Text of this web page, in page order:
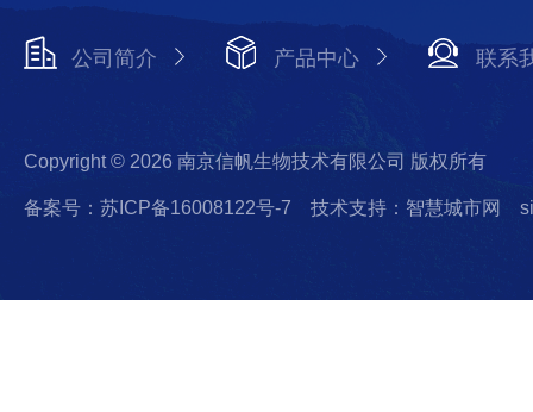
公司简介 产品中心 联系
Copyright © 2026 南京信帆生物技术有限公司 版权所有
备案号：苏ICP备16008122号-7 技术支持：智慧城市网